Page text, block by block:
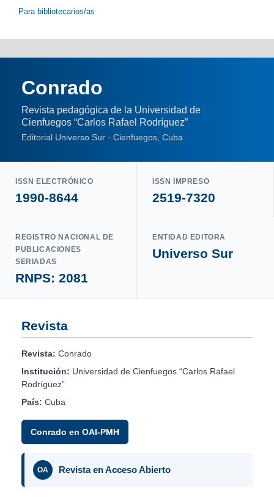
Para bibliotecarios/as
Conrado
Revista pedagógica de la Universidad de
Cienfuegos “Carlos Rafael Rodríguez”
Editorial Universo Sur · Cienfuegos, Cuba
ISSN ELECTRÓNICO
1990-8644
ISSN IMPRESO
2519-7320
REGISTRO NACIONAL DE
PUBLICACIONES
SERIADAS
RNPS: 2081
ENTIDAD EDITORA
Universo Sur
Revista
Revista: Conrado
Institución: Universidad de Cienfuegos “Carlos Rafael
Rodríguez”
País: Cuba
Conrado en OAI-PMH
OA Revista en Acceso Abierto